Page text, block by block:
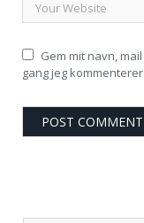
Gem mit navn,
gang jeg kommenterer.